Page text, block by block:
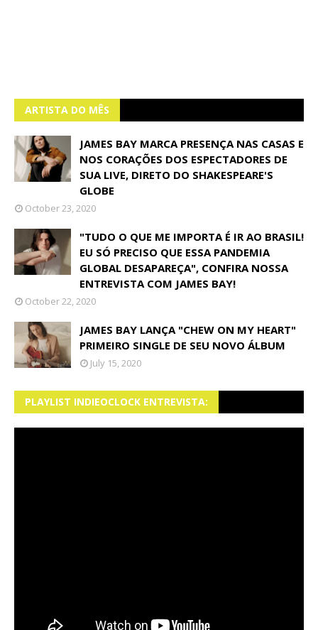
ARTISTA DO MÊS
JAMES BAY MARCA PRESENÇA NAS CASAS E
NOS CORAÇÕES DOS ESPECTADORES DE
SUA LIVE, DIRETO DO SHAKESPEARE'S
GLOBE
October 23, 2020
"TUDO O QUE ME IMPORTA É IR AO BRASIL!
EU SÓ PRECISO QUE ESSA PANDEMIA
GLOBAL DESAPAREÇA", CONFIRA NOSSA
ENTREVISTA COM JAMES BAY!
October 22, 2020
JAMES BAY LANÇA "CHEW ON MY HEART"
PRIMEIRO SINGLE DE SEU NOVO ÁLBUM
July 15, 2020
PLAYLIST INDIEOCLOCK ENTREVISTA: